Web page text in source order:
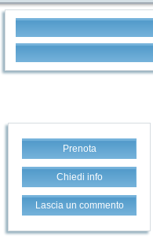
Prenota
Chiedi info
Lascia un commento